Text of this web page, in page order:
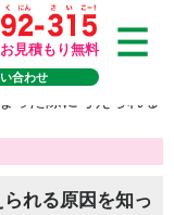
見積もり無料
合わせ
れる原因を知っ